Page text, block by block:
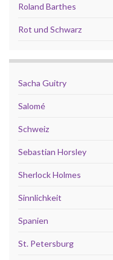
Roland Barthes
Rot und Schwarz
Sacha Guitry
Salomé
Schweiz
Sebastian Horsley
Sherlock Holmes
Sinnlichkeit
Spanien
St. Petersburg